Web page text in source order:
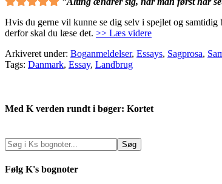
Hvis du gerne vil kunne se dig selv i spejlet og
derfor skal du læse det. >> Læs videre
Arkiveret under: Boganmeldelser, Essays, Sagprosa,
Tags: Danmark, Essay, Landbrug
Med K verden rundt i bøger: Kortet
Følg K's bognoter